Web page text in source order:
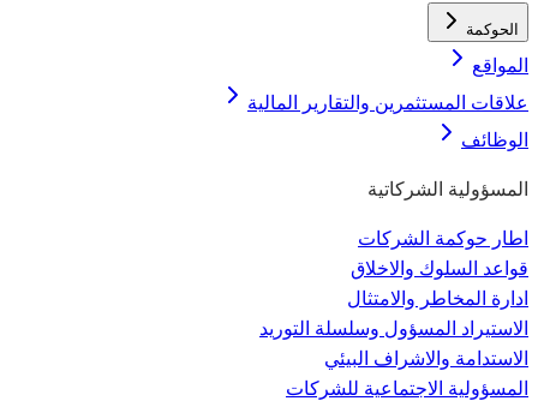
الحوكمة
المواقع
علاقات المستثمرين والتقارير المالية
الوظائف
المسؤولية الشركاتية
اطار حوكمة الشركات
قواعد السلوك والاخلاق
ادارة المخاطر والامتثال
الاستيراد المسؤول وسلسلة التوريد
الاستدامة والاشراف البيئي
المسؤولية الاجتماعية للشركات